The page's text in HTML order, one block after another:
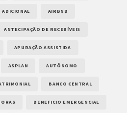
ADICIONAL AIRBNB
ANTECIPAÇÃO DE RECEBÍVEIS
APURAÇÃO ASSISTIDA
ASPLAN AUTÔNOMO
BANCO CENTRAL
BENEFICIO EMERGENCIAL